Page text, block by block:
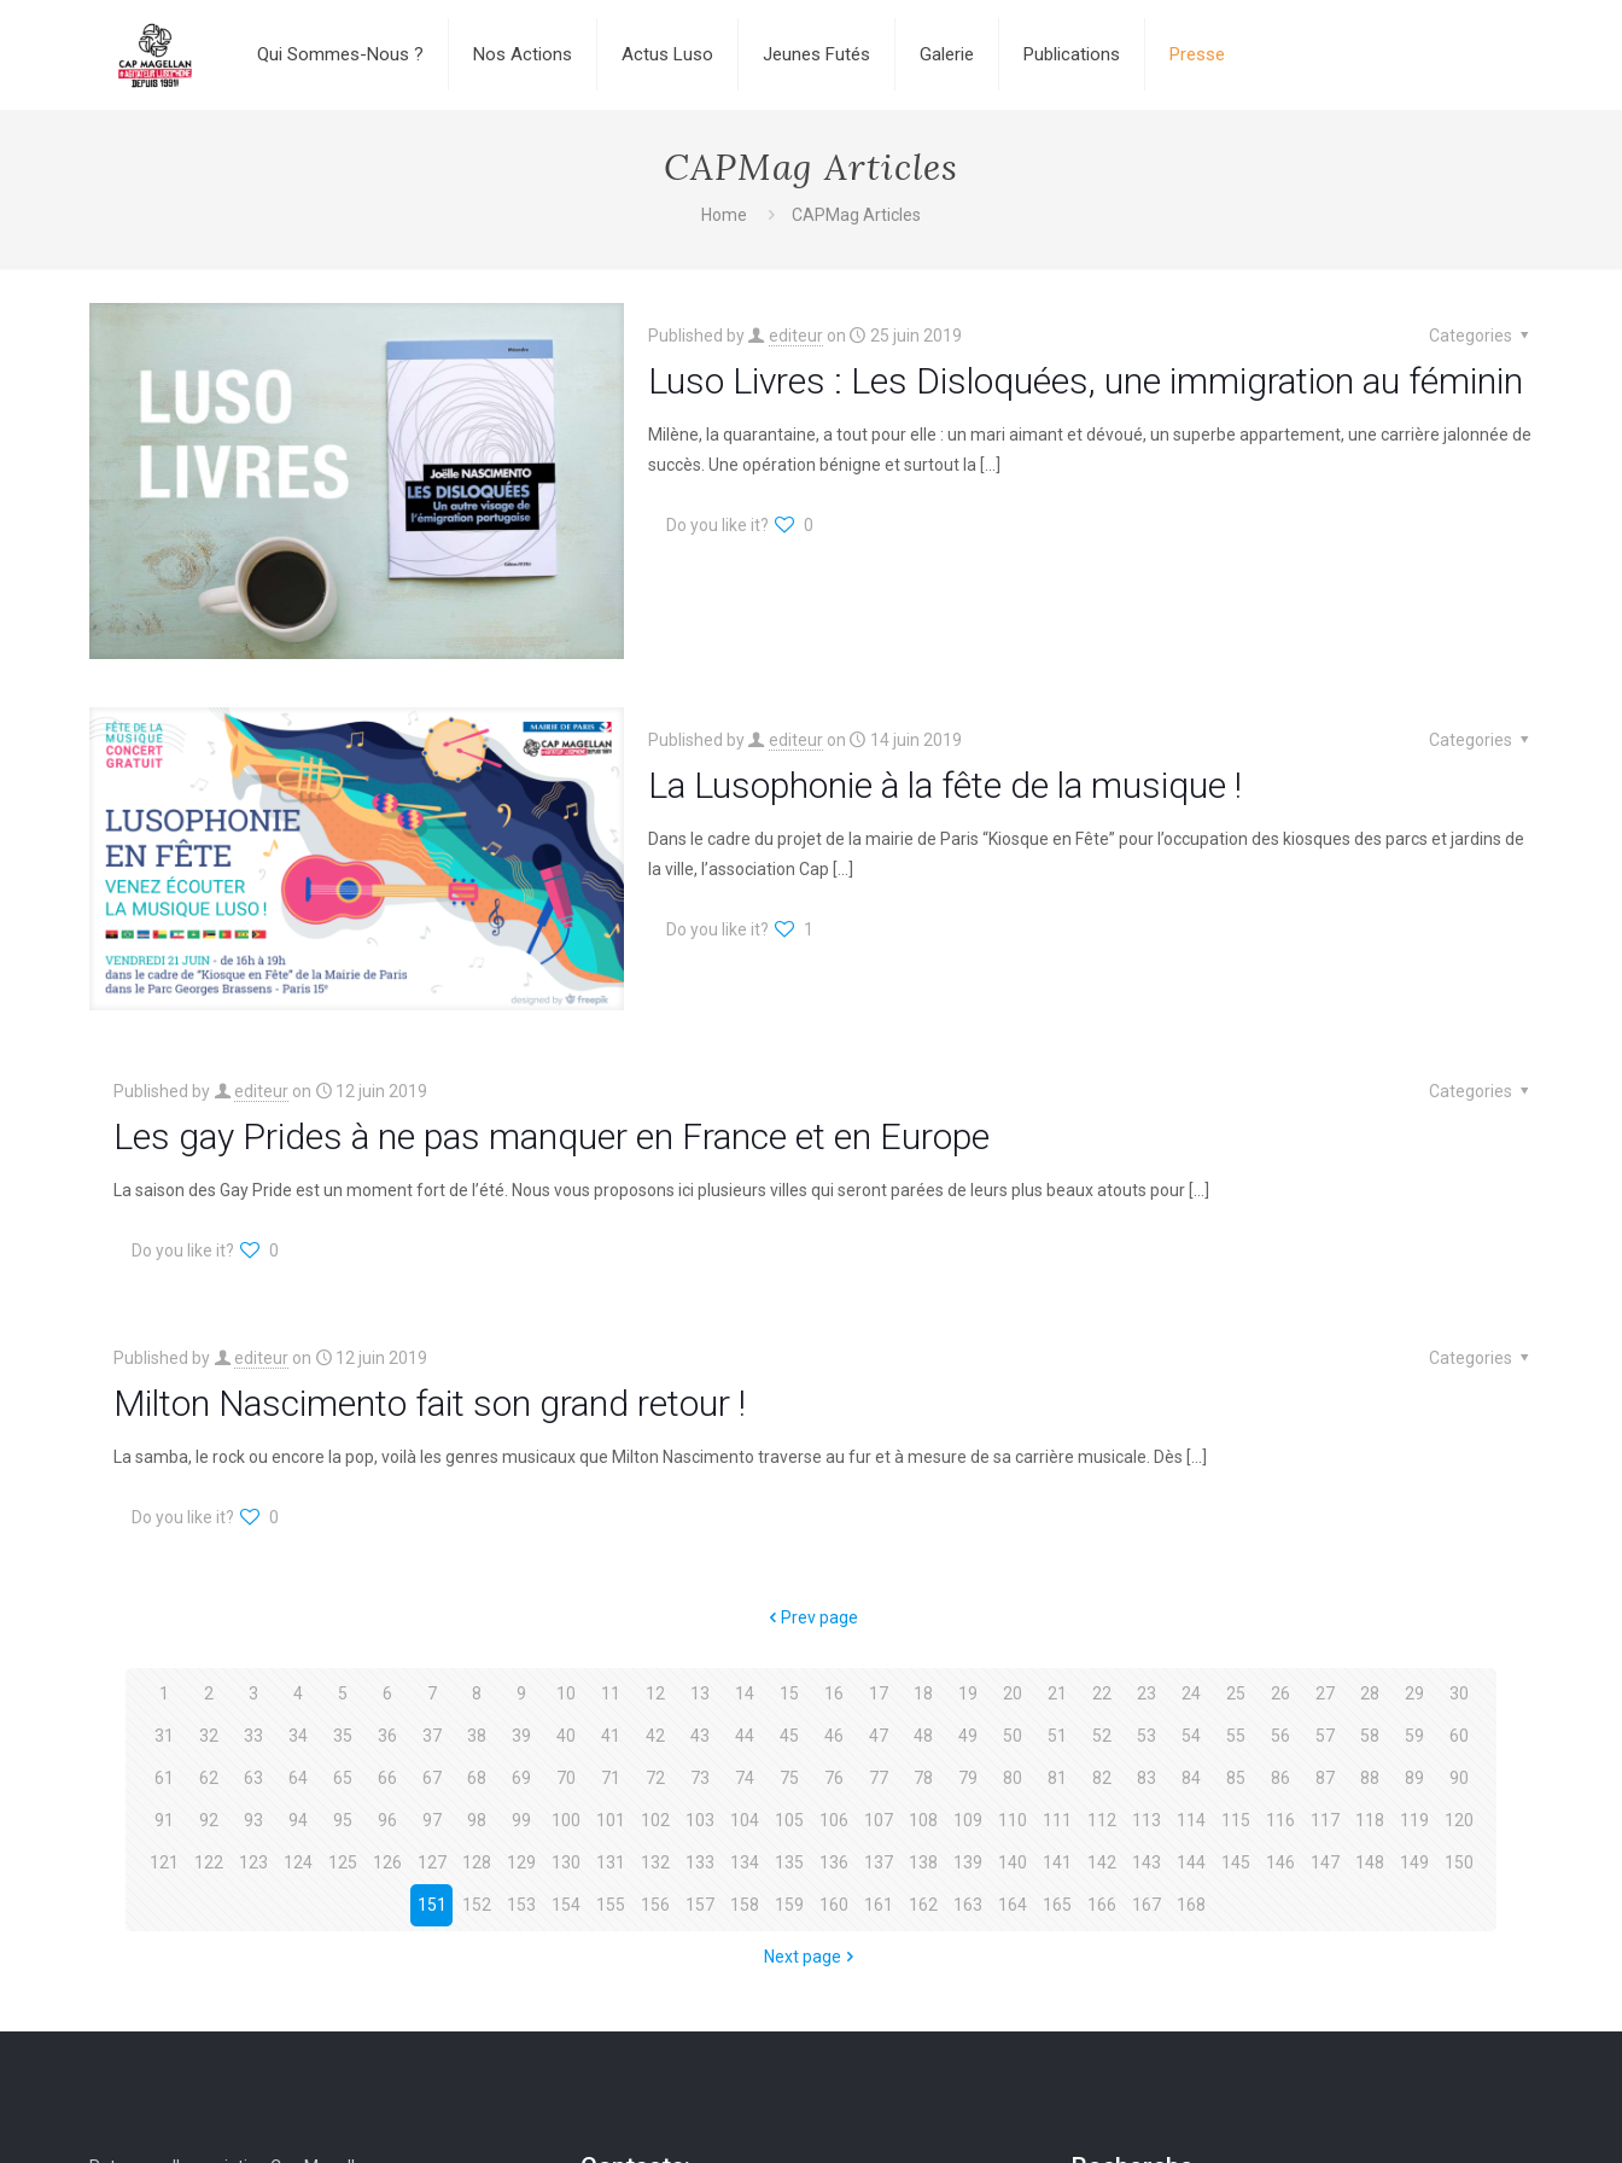
Qui Sommes-Nous ? Nos Actions Actus Luso Jeunes Futés Galerie Publications Presse
CAPMag Articles
Home CAPMag Articles
Published by editeur on 25 juin 2019 Categories
Luso Livres : Les Disloquées, une immigration au féminin
Milène, la quarantaine, a tout pour elle : un mari aimant et dévoué, un superbe appartement, une carrière jalonnée de
succès. Une opération bénigne et surtout la
Do you like it? 0
Published by editeur on 14 juin 2019 Categories
La Lusophonie à la fête de la musique !
Dans le cadre du projet de la mairie de Paris “Kiosque en Fête” pour l’occupation des kiosques des parcs et jardins de
la ville, l’association Cap
Do you like it? 1
Published by editeur on 12 juin 2019 Categories
Les gay Prides à ne pas manquer en France et en Europe
La saison des Gay Pride est un moment fort de l’été. Nous vous proposons ici plusieurs villes qui seront parées de leurs plus beaux atouts pour
Do you like it? 0
Published by editeur on 12 juin 2019 Categories
Milton Nascimento fait son grand retour !
La samba, le rock ou encore la pop, voilà les genres musicaux que Milton Nascimento traverse au fur et à mesure de sa carrière musicale. Dès
Do you like it? 0
Prev page
1 2 3 4 5 6 7 8 9 10 11 12 13 14 15 16 17 18 19 20 21 22 23 24 25 26 27 28 29 30
31 32 33 34 35 36 37 38 39 40 41 42 43 44 45 46 47 48 49 50 51 52 53 54 55 56 57 58 59 60
61 62 63 64 65 66 67 68 69 70 71 72 73 74 75 76 77 78 79 80 81 82 83 84 85 86 87 88 89 90
91 92 93 94 95 96 97 98 99 100 101 102 103 104 105 106 107 108 109 110 111 112 113 114 115 116 117 118 119 120
121 122 123 124 125 126 127 128 129 130 131 132 133 134 135 136 137 138 139 140 141 142 143 144 145 146 147 148 149 150
151 152 153 154 155 156 157 158 159 160 161 162 163 164 165 166 167 168
Next page